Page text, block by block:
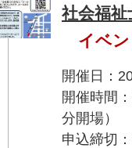
社会福祉
イベ
開催日：
開催時間
分開場）
申込締切